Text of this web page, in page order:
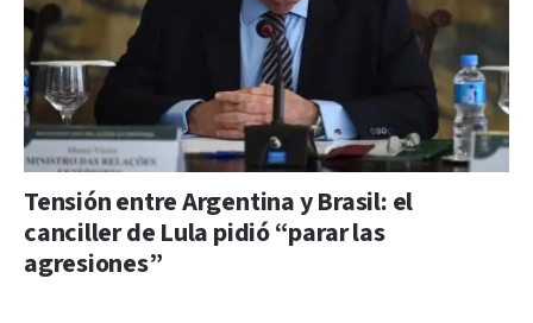
Tensión entre Argentina y Brasil: el
canciller de Lula pidió “parar las
agresiones”